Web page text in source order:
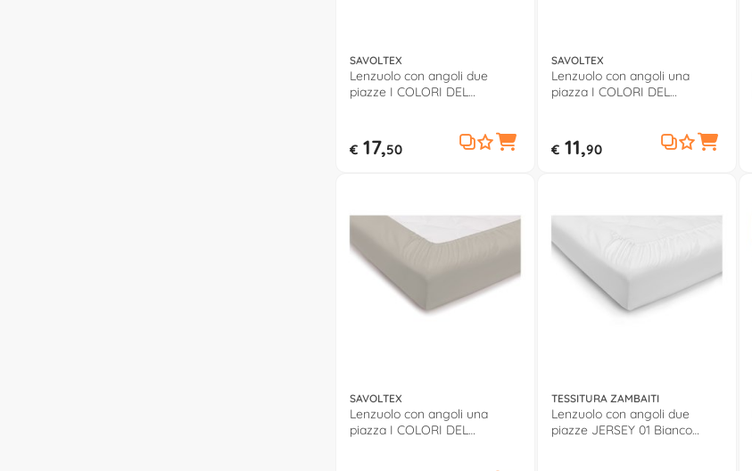
SAVOLTEX
Lenzuolo con angoli due
piazze I COLORI DEL
€17,50
SAVOLTEX
Lenzuolo con angoli una
piazza I COLORI DEL
€11,90
SAVOLTEX
Lenzuolo con angoli una
piazza I COLORI DEL
TESSITURA ZAMBAITI
Lenzuolo con angoli due
piazze JERSEY 01 Bianco